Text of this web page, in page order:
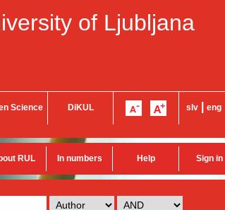
of Ljubljana
Science DiKUL slv eng
RUL In numbers Help Sign in